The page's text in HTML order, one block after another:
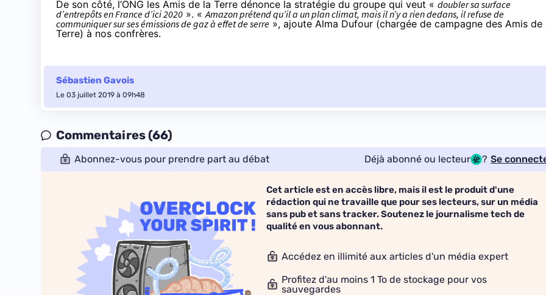
De son côté, l’ONG les Amis de la Terre dénonce la stratégie du groupe qui veut « doubler sa surface
d’entrepôts en France d’ici 2020 ». «Amazon prétend qu’il a un plan climat, mais il n’y a rien dedans, il refuse de
communiquer sur ses émissions de gaz à effet de serre », ajoute Alma Dufour (chargée de campagne des Amis de
Terre) à nos confrères.
Sébastien Gavois
Le 03 juillet 2019 à 09h48
Commentaires (66)
Abonnez-vous pour prendre part au débat Déjà abonné ou lecteur ? Se
Cet article est en accès libre, mais il est le produit d'une
rédaction qui ne travaille que pour ses lecteurs, sur un média
sans pub et sans tracker. Soutenez le journalisme tech de
qualité en vous abonnant.
Accédez en illimité aux articles d'un média expert
Profitez d'au moins 1 To de stockage pour vos
sauvegardes